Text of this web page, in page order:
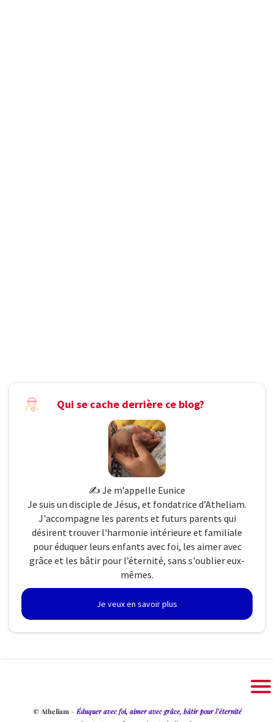
Qui se cache derrière ce blog?
✍️ Je m’appelle Eunice
Je suis un disciple de Jésus, et fondatrice d’Atheliam.
J'accompagne les parents et futurs parents qui
désirent trouver l'harmonie intérieure et familiale
pour éduquer leurs enfants avec foi, les aimer avec
grâce et les bâtir pour l’éternité, sans s'oublier eux-
mêmes.
Je veux en savoir plus
© Atheliam –Éduquer avec foi, aimer avec grâce, bâtir pour l’éternité